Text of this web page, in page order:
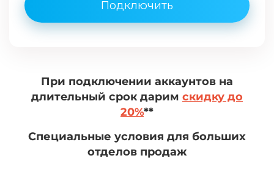
Подключить
При подключении аккаунтов на
длительный срок дарим скидку до
20%**
Специальные условия для больших
отделов продаж